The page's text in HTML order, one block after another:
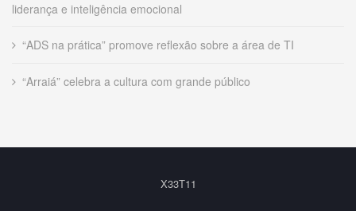
liderança e inteligência emocional
“ADS na prática” promove reflexão sobre a área de TI
“Arraiá” celebra a cultura com grande público
X33T11